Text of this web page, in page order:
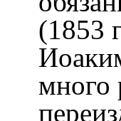
(1853 г
много